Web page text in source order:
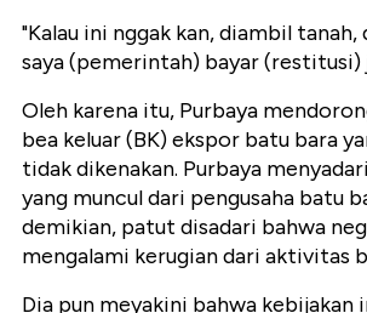
"Kalau ini nggak kan, diambil
saya (pemerintah) bayar (restitusi)
Oleh karena itu, Purbaya
bea keluar (BK) ekspor batu bara
tidak dikenakan. Purbaya
yang muncul dari pengusaha batu
demikian, patut disadari bahwa
mengalami kerugian dari aktivitas
Dia pun meyakini bahwa kebijakan